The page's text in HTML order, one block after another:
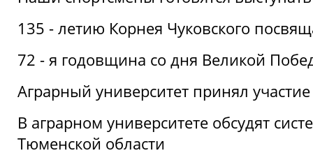
135 - летию Корнея Чуковского
72 - я годовщина со дня Великой
Аграрный университет принял
В аграрном университете обсудят
Тюменской области